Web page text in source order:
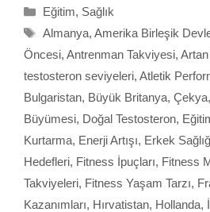
Kategoriler
Eğitim, Sağlık
Etiketler
Almanya, Amerika Birleşik
Öncesi, Antrenman Takviyesi,
testosteron seviyeleri, Atletik
Bulgaristan, Büyük Britanya, Çekya,
Büyümesi, Doğal Testosteron,
Kurtarma, Enerji Artışı, Erkek
Hedefleri, Fitness İpuçları, Fitness
Takviyeleri, Fitness Yaşam Tarzı,
Kazanımları, Hırvatistan, Hollanda,